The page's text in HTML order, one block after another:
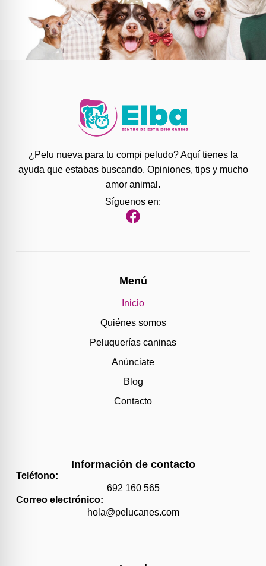
¿Pelu nueva para tu compi peludo? Aquí tienes la
ayuda que estabas buscando. Opiniones, tips y mucho
amor animal.
Síguenos en:
Menú
Inicio
Quiénes somos
Peluquerías caninas
Anúnciate
Blog
Contacto
Información de contacto
Teléfono:
692 160 565
Correo electrónico:
hola@pelucanes.com